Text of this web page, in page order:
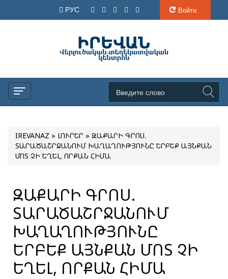
РУС Войти
IREVANAZ » ԼՈՒՐԵՐ » ԶԱՔԱՐԻ ԳՐՈՍ.
ՏԱՐԱԾԱՇՐՋԱՆՈՒՄ ԽԱՂԱՂՈՒԹՅՈՒՆԸ ԵՐԲԵՔ ԱՅՆՔԱՆ
ՄՈՏ ՉԻ ԵՂԵԼ, ՈՐՔԱՆ ՀԻՄԱ
ԶԱՔԱՐԻ ԳՐՈՍ.
ՏԱՐԱԾԱՇՐՋԱՆՈՒՄ
ԽԱՂԱՂՈՒԹՅՈՒՆԸ
ԵՐԲԵՔ ԱՅՆՔԱՆ ՄՈՏ ՉԻ
ԵՂԵԼ, ՈՐՔԱՆ ՀԻՄԱ